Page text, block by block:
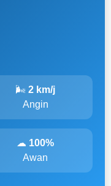
🌬2 km/j
Angin
☁ 100%
Awan